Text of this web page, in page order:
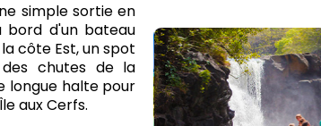
simple sortie en
bord d'un bateau
côte Est, un spot
chutes de la
longue halte pour
aux Cerfs.